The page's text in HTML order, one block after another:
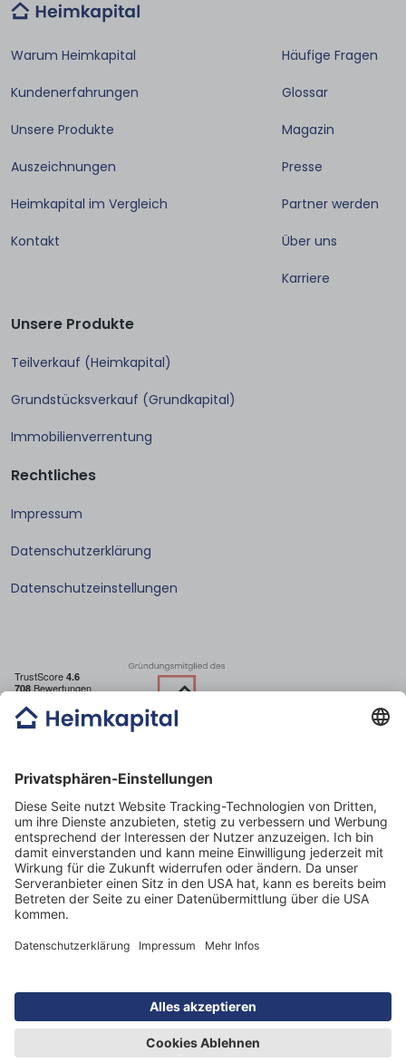
Warum Heimkapital
Kundenerfahrungen
Unsere Produkte
Auszeichnungen
Heimkapital im Vergleich
Kontakt
Häufige Fragen
Glossar
Magazin
Presse
Partner werden
Über uns
Karriere
Unsere Produkte
Teilverkauf (Heimkapital)
Grundstücksverkauf (Grundkapital)
Immobilienverrentung
Rechtliches
Impressum
Datenschutzerklärung
Datenschutzeinstellungen
E-mail: post@heimkapital.de
Telefon: 089 44 44 32 70
Öffnungszeiten: Montag – Freitag 09:00 – 18:00 Uhr
Heimkapital GmbH
Mercedes Benz Tower
Arnulfstraße 61
80636 München
Amtsgericht München HRB 254362
© 2026 Heimkapital GmbH